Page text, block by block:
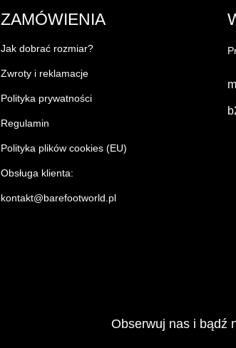
ZAMÓWIENIA
Jak dobrać rozmiar?
Zwroty i reklamacje
Polityka prywatności
Regulamin
Polityka plików cookies (EU)
Obsługa klienta:
kontakt@barefootworld.pl
Obserwuj nas i bądź